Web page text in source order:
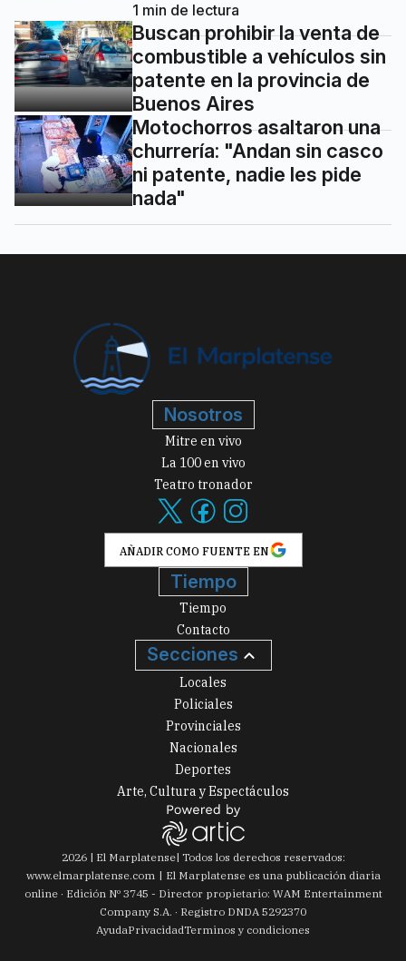
1 min de lectura
Buscan prohibir la venta de
combustible a vehículos sin
patente en la provincia de
Buenos Aires
Motochorros asaltaron una
churrería: "Andan sin casco
ni patente, nadie les pide
nada"
Nosotros
Mitre en vivo
La 100 en vivo
Teatro tronador
AÑADIR COMO FUENTE EN
Tiempo
Tiempo
Contacto
Secciones
Locales
Policiales
Provinciales
Nacionales
Deportes
Arte, Cultura y Espectáculos
2026| El Marplatense| Todos los derechos reservados:
www.elmarplatense.com
El Marplatense es una publicación diaria
online · Edición Nº 3745 - Director propietario: WAM Entertainment
Company S.A. · Registro DNDA 5292370
AyudaPrivacidadTerminos y condiciones